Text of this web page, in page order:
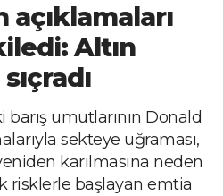
açıklamaları
Altın
barış umutlarının Donald
sekteye uğraması,
karılmasına neden
risklerle başlayan emtia